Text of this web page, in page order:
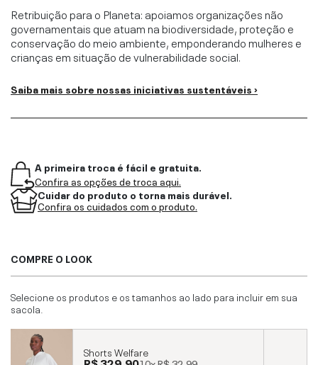
Retribuição para o Planeta: apoiamos organizações não
governamentais que atuam na biodiversidade, proteção e
conservação do meio ambiente, emponderando mulheres e
crianças em situação de vulnerabilidade social.
Saiba mais sobre nossas iniciativas sustentáveis ›
A primeira troca é fácil e gratuita.
Confira as opções de troca aqui.
Cuidar do produto o torna mais durável.
Confira os cuidados com o produto.
COMPRE O LOOK
Selecione os produtos e os tamanhos ao lado para incluir em sua
sacola.
Shorts Welfare